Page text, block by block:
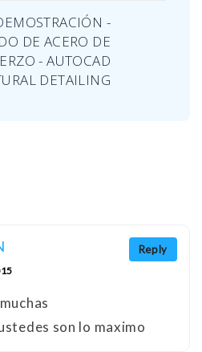
-
DE ACERO DE
- AUTOCAD
DETAILING
Reply
son lo maximo